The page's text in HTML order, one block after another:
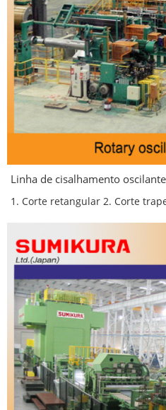
Linha de cisalhamento
1. Corte retangular 2. Corte